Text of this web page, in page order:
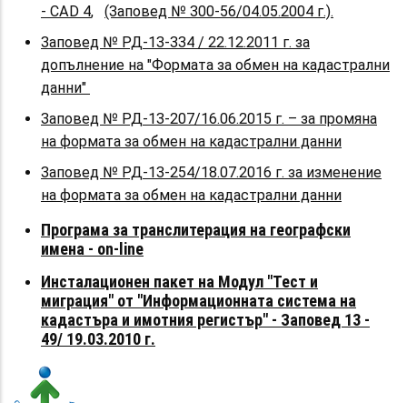
- CAD 4, (Заповед № 300-56/04.05.2004 г.).
Заповед № РД-13-334 / 22.12.2011 г. за
допълнение на "Формата за обмен на кадастрални
данни"
Заповед № РД-13-207/16.06.2015 г. – за промяна
на формата за обмен на кадастрални данни
Заповед № РД-13-254/18.07.2016 г. за изменение
на формата за обмен на кадастрални данни
Програма за транслитерация на географски
имена - on-line
Инсталационен пакет на Модул "Тест и
миграция" от "Информационната система на
кадастъра и имотния регистър" - Заповед 13 -
49/ 19.03.2010 г.